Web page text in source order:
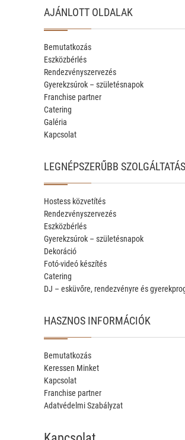
AJÁNLOTT OLDALAK
Bemutatkozás
Eszközbérlés
Rendezvényszervezés
Gyerekzsúrok – születésnapok
Franchise partner
Catering
Galéria
Kapcsolat
LEGNÉPSZERŰBB
Hostess közvetítés
Rendezvényszervezés
Eszközbérlés
Gyerekzsúrok – születésnapok
Dekoráció
Fotó-videó készítés
Catering
DJ – esküvőre, rendezvényre és
HASZNOS INFORMÁCIÓK
Bemutatkozás
Keressen Minket
Kapcsolat
Franchise partner
Adatvédelmi Szabályzat